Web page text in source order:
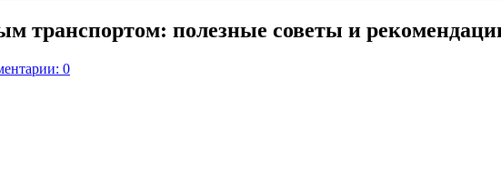
транспортом: полезные советы и
0